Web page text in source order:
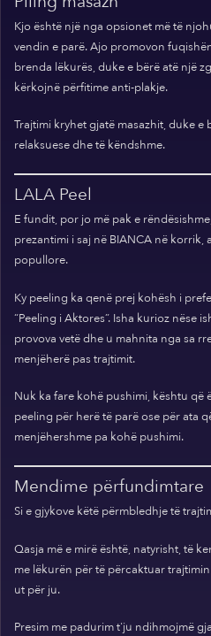
Kjo është një nga opsionet më të
vendin e parë. Ajo promovon
brenda lëkurës, duke e bërë atë një
kërkojnë përfitime anti-plakje.
Trajtimi kryhet gjatë masazhit, duke e
relaksuese dhe të këndshme.
LALA Peel
E fundit, por jo më pak e
prezantimi i saj në BIANCA në
popullore.
Ky peeling ka qenë prej kohësh i
“Peeling i Aktores”. Isha kurioz nëse
provova vetë dhe u mahnita nga sa
menjëherë pas trajtimit.
Nuk ka fare kohë pushimi, kështu që
peeling për herë të parë ose për ata
menjëhershme pa kohë pushimi.
Mendime përfundimtare
Si e gjykove këtë përmbledhje të
Qasja më e mirë është, natyrisht, të
me lëkurën për të përcaktuar
ut për ju.
Presim me padurim t'ju ndihmojmë